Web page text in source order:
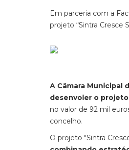
Em parceria com a
projeto “Sintra Cresce
A Câmara Municipal
desenvoler o
no valor de 92 mil
concelho.
O projeto "Sintra